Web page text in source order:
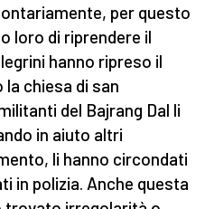
per questo
loro di riprendere il
hanno ripreso il
chiesa di san
del Bajrang Dal li
in aiuto altri
li hanno circondati
in polizia. Anche questa